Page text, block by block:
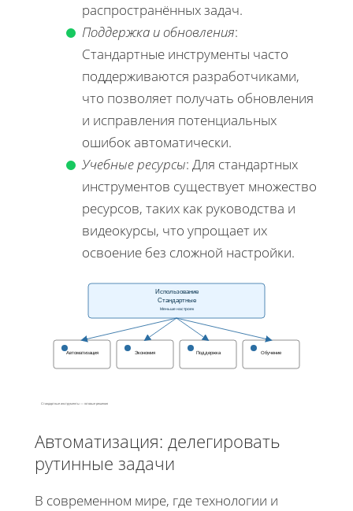
распространённых задач.
Поддержка и обновления:
Стандартные инструменты часто
поддерживаются разработчиками,
что позволяет получать обновления
и исправления потенциальных
ошибок автоматически.
Учебные ресурсы: Для стандартных
инструментов существует множество
ресурсов, таких как руководства и
видеокурсы, что упрощает их
освоение без сложной настройки.
Использование
Стандартные
Меньше настроек
Автоматизация Экономия Поддержка Обучение
Стандартные инструменты — готовые решения
Автоматизация: делегировать
рутинные задачи
В современном мире, где технологии и